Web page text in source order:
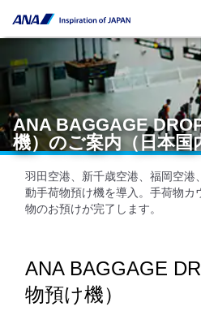
ANA BAGGAGE
機）のご案内（日本国
羽田空港、新千歳空港、福岡空港
動手荷物預け機を導入。手荷物カ
物のお預けが完了します。
ANA BAGGAGE
物預け機）